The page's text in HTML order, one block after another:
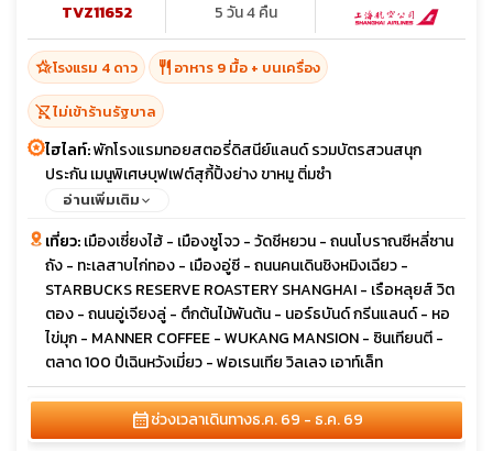
TVZ11652
5 วัน 4 คืน
hotel_classโรงแรม 4 ดาว restaurant อาหาร 9 มื้อ + บนเครื่อง
shopping_cart_offไม่เข้าร้านรัฐบาล
ไฮไลท์:พักโรงแรมทอยสตอรี่ดิสนีย์แลนด์ รวมบัตรสวนสนุก
ประกัน เมนูพิเศษบุฟเฟต์สุกี้ปิ้งย่าง ขาหมู ติ่มซำ
อ่านเพิ่มเติม
เที่ยว:เมืองเซี่ยงไฮ้ - เมืองซูโจว - วัดชีหยวน - ถนนโบราณซีหลี่ซาน
ถัง - ทะเลสาบไก่ทอง - เมืองอู่ซี - ถนนคนเดินชิงหมิงเฉียว -
STARBUCKS RESERVE ROASTERY SHANGHAI - เรือหลุยส์ วิต
ตอง - ถนนอู่เจียงลู่ - ตึกต้นไม้พันต้น - นอร์ธบันด์ กรีนแลนด์ - หอ
ไข่มุก - MANNER COFFEE - WUKANG MANSION - ซินเทียนตี -
ตลาด 100 ปีเฉินหวังเมี่ยว - ฟอเรนเทีย วิลเลจ เอาท์เล็ท
calendar_monthช่วงเวลาเดินทางธ.ค. 69 - ธ.ค. 69